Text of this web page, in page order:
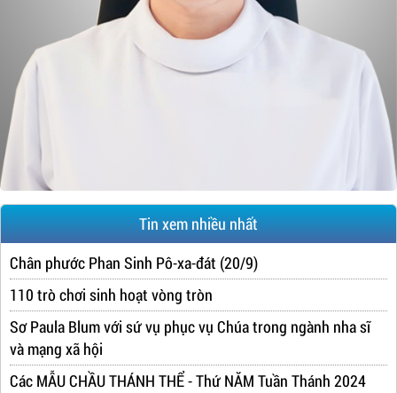
Tin xem nhiều nhất
Chân phước Phan Sinh Pô-xa-đát (20/9)
110 trò chơi sinh hoạt vòng tròn
Sơ Paula Blum với sứ vụ phục vụ Chúa trong ngành nha sĩ
và mạng xã hội
Các MẪU CHẦU THÁNH THỂ - Thứ NĂM Tuần Thánh 2024